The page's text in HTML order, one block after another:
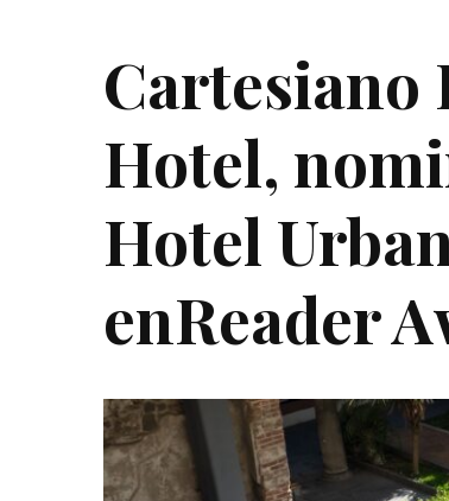
Cartesiano
Hotel,
Hotel
enReader